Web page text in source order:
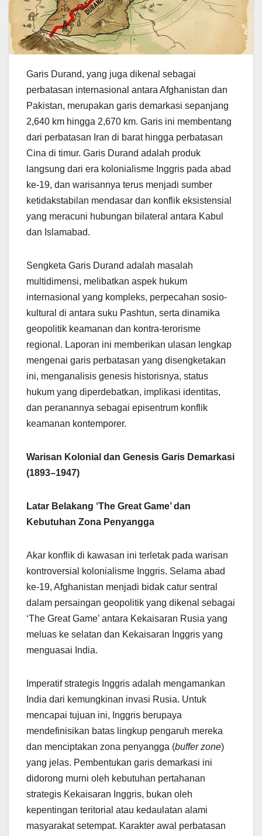
Garis Durand, yang juga dikenal sebagai
perbatasan internasional antara Afghanistan dan
Pakistan, merupakan garis demarkasi sepanjang
2,640 km hingga 2,670 km. Garis ini membentang
dari perbatasan Iran di barat hingga perbatasan
Cina di timur. Garis Durand adalah produk
langsung dari era kolonialisme Inggris pada abad
ke-19, dan warisannya terus menjadi sumber
ketidakstabilan mendasar dan konflik eksistensial
yang meracuni hubungan bilateral antara Kabul
dan Islamabad.
Sengketa Garis Durand adalah masalah
multidimensi, melibatkan aspek hukum
internasional yang kompleks, perpecahan sosio-
kultural di antara suku Pashtun, serta dinamika
geopolitik keamanan dan kontra-terorisme
regional. Laporan ini memberikan ulasan lengkap
mengenai garis perbatasan yang disengketakan
ini, menganalisis genesis historisnya, status
hukum yang diperdebatkan, implikasi identitas,
dan peranannya sebagai episentrum konflik
keamanan kontemporer.
Warisan Kolonial dan Genesis Garis Demarkasi
(1893–1947)
Latar Belakang ‘The Great Game’ dan
Kebutuhan Zona Penyangga
Akar konflik di kawasan ini terletak pada warisan
kontroversial kolonialisme Inggris. Selama abad
ke-19, Afghanistan menjadi bidak catur sentral
dalam persaingan geopolitik yang dikenal sebagai
‘The Great Game’ antara Kekaisaran Rusia yang
meluas ke selatan dan Kekaisaran Inggris yang
menguasai India.
Imperatif strategis Inggris adalah mengamankan
India dari kemungkinan invasi Rusia. Untuk
mencapai tujuan ini, Inggris berupaya
mendefinisikan batas lingkup pengaruh mereka
dan menciptakan zona penyangga (buffer zone)
yang jelas. Pembentukan garis demarkasi ini
didorong murni oleh kebutuhan pertahanan
strategis Kekaisaran Inggris, bukan oleh
kepentingan teritorial atau kedaulatan alami
masyarakat setempat. Karakter awal perbatasan